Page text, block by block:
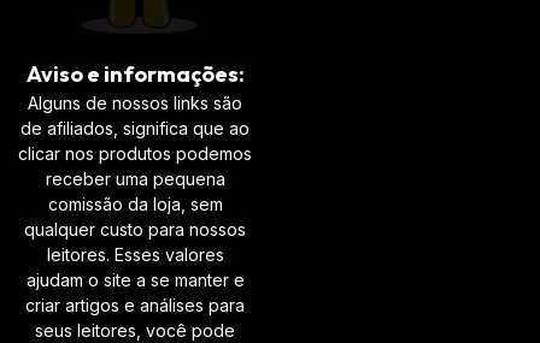
Aviso e informações:
Alguns de nossos links são
de afiliados, significa que ao
clicar nos produtos podemos
receber uma pequena
comissão da loja, sem
qualquer custo para nossos
leitores. Esses valores
ajudam o site a se manter e
criar artigos e análises para
seus leitores, você pode